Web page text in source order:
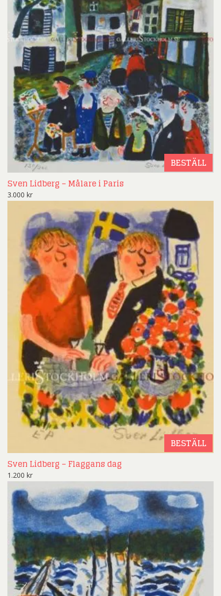
BESTÄLL
Sven Lidberg – Målare i Paris
3.000 kr
BESTÄLL
Sven Lidberg – Flaggans dag
1.200 kr